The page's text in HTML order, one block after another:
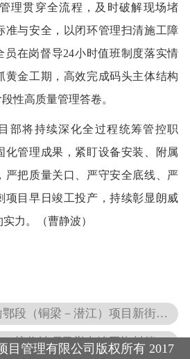
企业文化
联系我们
理贯穿全流程，及时破解现场堵
准与安全，以闭环管理扫清施工障
员在岗督导24小时值班制度落实情
黄金工期，高效完成码头主体结构
性高质量管理答卷。
部将持续深化全过程统筹管控职
化管理成果，紧盯设备安装、附属
严把质量关口、严守安全底线、严
项目早日竣工投产，持续彰显朗威
力。
（曹静波）
（铜梁－潜江）项目新街隧道顺利贯通
收站项目举办竣工资料管理专题培训
目管理有限公司版权所有 2017